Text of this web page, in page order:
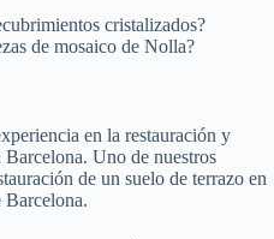
cristalizados?
de mosaico de Nolla?
en la restauración y
Uno de nuestros
de un suelo de terrazo en